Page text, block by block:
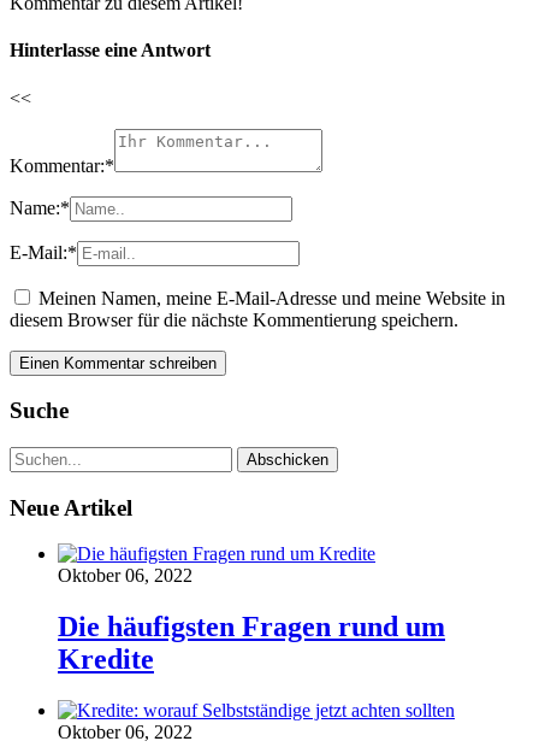
Hinterlasse eine Antwort
<<
Kommentar:*
Name:*
E-Mail:*
Meinen Namen, meine E-Mail-Adresse und meine Website in
diesem Browser für die nächste Kommentierung speichern.
Suche
Neue Artikel
Oktober 06, 2022
Die häufigsten Fragen rund um
Kredite
Oktober 06, 2022